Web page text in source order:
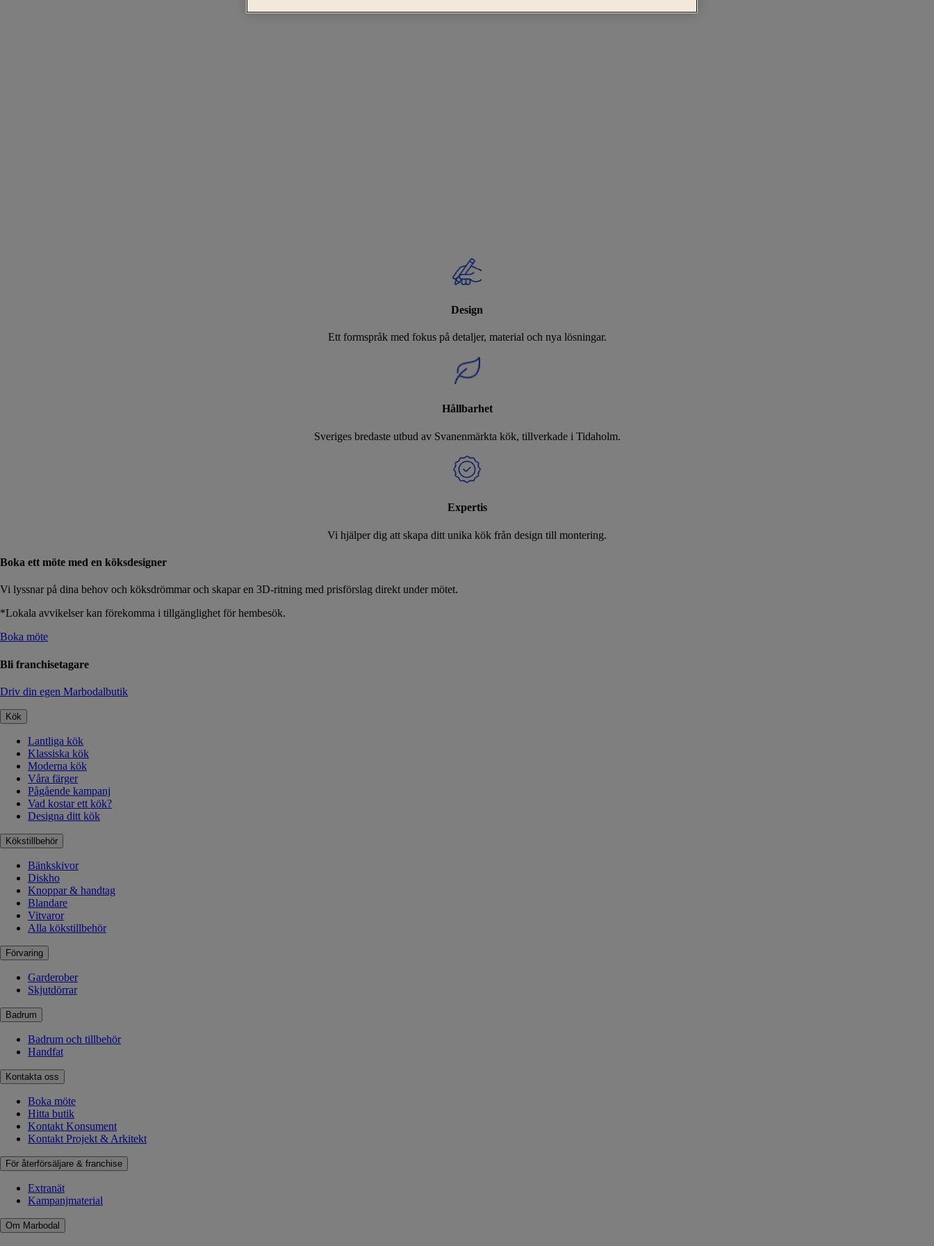
Design
Ett formspråk med fokus på detaljer, material och nya lösningar.
Hållbarhet
Sveriges bredaste utbud av Svanenmärkta kök, tillverkade i Tidaholm.
Expertis
Vi hjälper dig att skapa ditt unika kök från design till montering.
Boka ett möte med en köksdesigner
Vi lyssnar på dina behov och köksdrömmar och skapar en 3D-ritning med prisförslag direkt under mötet.
*Lokala avvikelser kan förekomma i tillgänglighet för hembesök.
Boka möte
Bli franchisetagare
Driv din egen Marbodalbutik
Kök
Lantliga kök
Klassiska kök
Moderna kök
Våra färger
Pågående kampanj
Vad kostar ett kök?
Designa ditt kök
Kökstillbehör
Bänkskivor
Diskho
Knoppar & handtag
Blandare
Vitvaror
Alla kökstillbehör
Förvaring
Garderober
Skjutdörrar
Badrum
Badrum och tillbehör
Handfat
Kontakta oss
Boka möte
Hitta butik
Kontakt Konsument
Kontakt Projekt & Arkitekt
För återförsäljare & franchise
Extranät
Kampanjmaterial
Om Marbodal